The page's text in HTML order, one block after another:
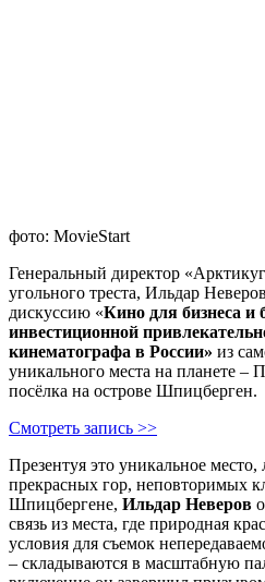
фото: MovieStart
Генеральный директор
угольного треста, Ильдар
дискуссию «Кино для бизнеса и
инвестиционной
кинематографа в России» из
уникального места на планете –
посёлка на острове Шпицберген.
Смотреть запись >>
Презентуя это уникальное
прекрасных гор, неповторимых
Шпицбергене, Ильдар Неверов
связь из места, где природная
условия для съемок
– складываются в масштабную